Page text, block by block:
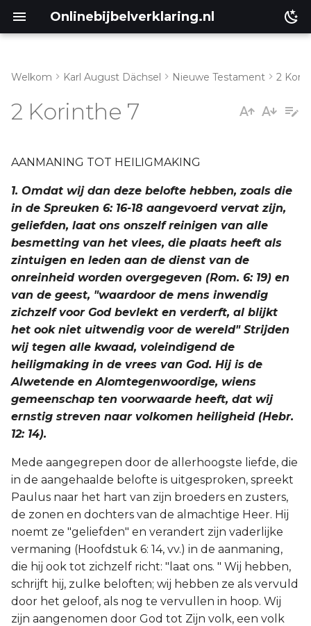
Onlinebijbelverklaring.nl
Éxodus
Leviticus
Numeri
Ruth
Prediker
Joël
Jona
Hábakuk
Welkom Karl August Dächsel Nieuwe Testament 2
2 Korinthe 7
AANMANING TOT HEILIGMAKING
1. Omdat wij dan deze belofte hebben, zoals die
in de Spreuken 6: 16-18 aangevoerd vervat zijn,
geliefden, laat ons onszelf reinigen van alle
besmetting van het vlees, die plaats heeft als
zintuigen en leden aan de dienst van de
onreinheid worden overgegeven (Rom. 6: 19) en
van de geest, "waardoor de mens inwendig
zichzelf voor God bevlekt en verderft, al blijkt
het ook niet uitwendig voor de wereld" Strijden
wij tegen alle kwaad, voleindigend de
heiligmaking in de vrees van God. Hij is de
Alwetende en Alomtegenwoordige, wiens
gemeenschap ten voorwaarde heeft, dat wij
ernstig streven naar volkomen heiligheid (Hebr.
12: 14).
Mede aangegrepen door de allerhoogste liefde, die
in de aangehaalde belofte is uitgesproken, spreekt
Paulus naar het hart van zijn broeders en zusters,
de zonen en dochters van de almachtige Heer. Hij
noemt ze "geliefden" en verandert zijn vaderlijke
vermaning (Hoofdstuk 6: 14, vv.) in de aanmaning,
die hij ook tot zichzelf richt: "laat ons. " Wij hebben,
schrijft hij, zulke beloften; wij hebben ze als vervuld
door het geloof, als nog te vervullen in hoop. Wij
zijn aangenomen door God tot Zijn volk, een volk